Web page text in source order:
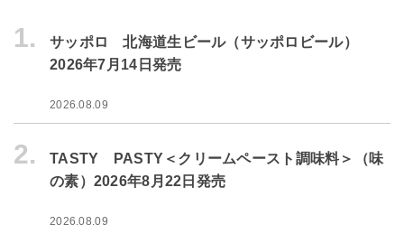
1.
サッポロ 北海道生ビール（サッポロビール）
2026年7月14日発売
2026.08.09
2.
TASTY PASTY＜クリームペースト調味料＞（味
の素）2026年8月22日発売
2026.08.09